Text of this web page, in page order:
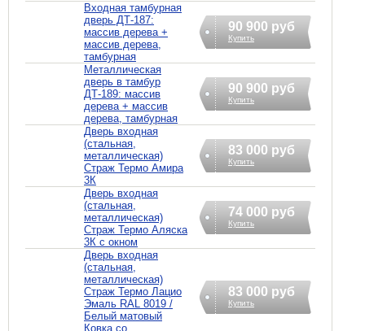
Входная тамбурная
дверь ДТ-187:
массив дерева +
массив дерева,
тамбурная
90 900 руб
Купить
Металлическая
дверь в тамбур
ДТ-189: массив
дерева + массив
дерева, тамбурная
90 900 руб
Купить
Дверь входная
(стальная,
металлическая)
Страж Термо Амира
3К
83 000 руб
Купить
Дверь входная
(стальная,
металлическая)
Страж Термо Аляска
3К с окном
74 000 руб
Купить
Дверь входная
(стальная,
металлическая)
Страж Термо Лацио
Эмаль RAL 8019 /
Белый матовый
Ковка со
83 000 руб
Купить